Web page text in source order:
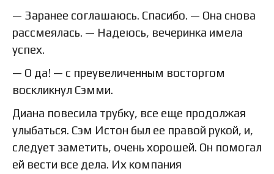
— Заранее соглашаюсь. Спасибо. — Она снова
рассмеялась. — Надеюсь, вечеринка имела
успех.
— О да! — с преувеличенным восторгом
воскликнул Сэмми.
Диана повесила трубку, все еще продолжая
улыбаться. Сэм Истон был ее правой рукой, и,
следует заметить, очень хорошей. Он помогал
ей вести все дела. Их компания